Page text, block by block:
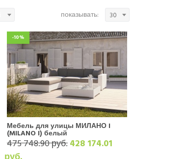
показывать: 30
-10%
Мебель для улицы МИЛАНО I
(MILANO I) белый
475 748.90 руб.428 174.01